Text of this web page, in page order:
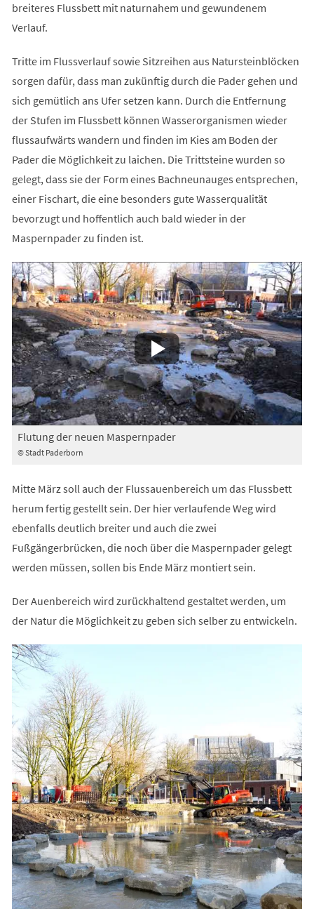
breiteres Flussbett mit naturnahem und gewundenem
Verlauf.
Tritte im Flussverlauf sowie Sitzreihen aus Natursteinblöcken
sorgen dafür, dass man zukünftig durch die Pader gehen und
sich gemütlich ans Ufer setzen kann. Durch die Entfernung
der Stufen im Flussbett können Wasserorganismen wieder
flussaufwärts wandern und finden im Kies am Boden der
Pader die Möglichkeit zu laichen. Die Trittsteine wurden so
gelegt, dass sie der Form eines Bachneunauges entsprechen,
einer Fischart, die eine besonders gute Wasserqualität
bevorzugt und hoffentlich auch bald wieder in der
Maspernpader zu finden ist.
© Stadt Paderborn
Flutung der neuen Maspernpader
Mitte März soll auch der Flussauenbereich um das Flussbett
herum fertig gestellt sein. Der hier verlaufende Weg wird
ebenfalls deutlich breiter und auch die zwei
Fußgängerbrücken, die noch über die Maspernpader gelegt
werden müssen, sollen bis Ende März montiert sein.
Der Auenbereich wird zurückhaltend gestaltet werden, um
der Natur die Möglichkeit zu geben sich selber zu entwickeln.